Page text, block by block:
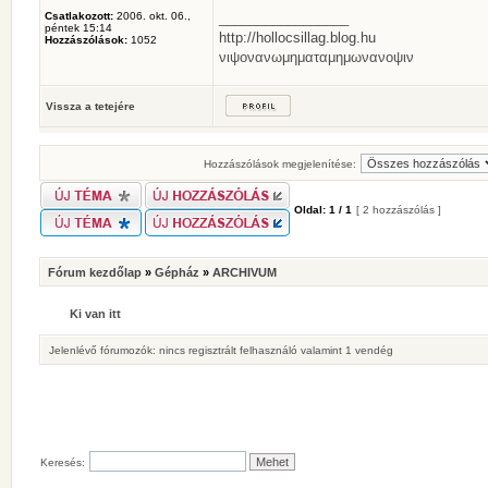
Csatlakozott: 2006. okt. 06.,
péntek 15:14
Hozzászólások: 1052
http://hollocsillag.blog.hu
νιψονανωμηματαμημωνανοψιν
Vissza a tetejére
Hozzászólások megjelenítése:
Oldal: 1 / 1 [ 2 hozzászólás ]
Fórum kezdőlap » Gépház » ARCHIVUM
Ki van itt
Jelenlévő fórumozók: nincs regisztrált felhasználó valamint 1 vendég
Keresés: